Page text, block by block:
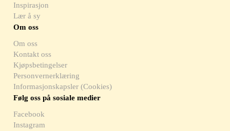
Inspirasjon
Lær å sy
Om oss
Om oss
Kontakt oss
Kjøpsbetingelser
Personvernerklæring
Informasjonskapsler (Cookies)
Følg oss på sosiale medier
Facebook
Instagram